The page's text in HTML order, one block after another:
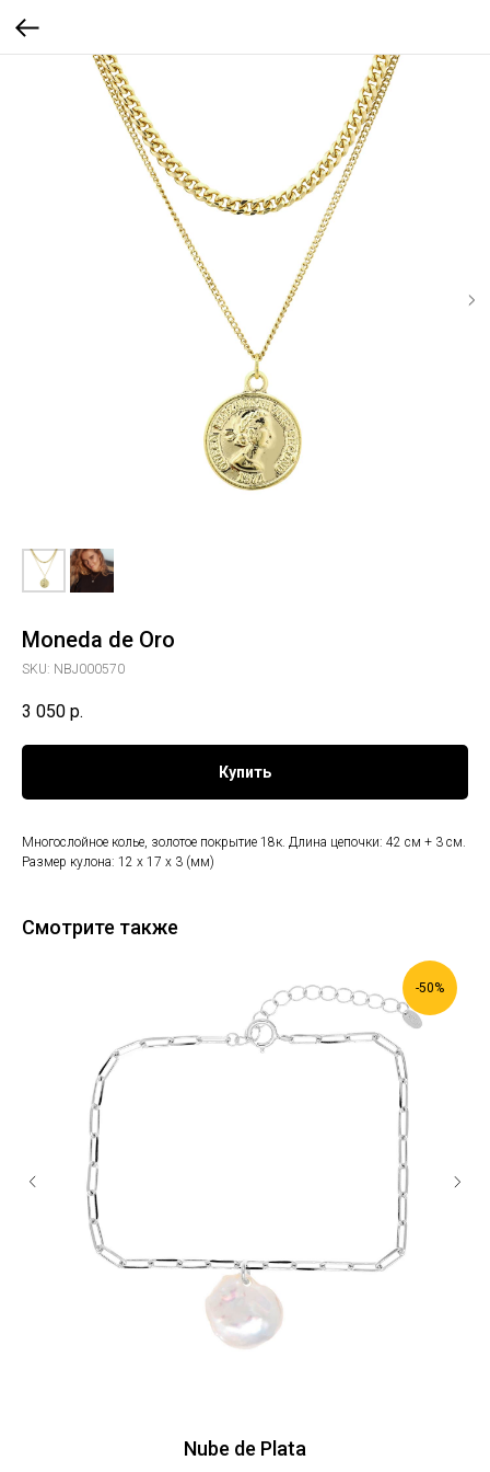
Moneda de Oro
SKU: NBJ000570
3 050 р.
Купить
Многослойное колье, золотое покрытие 18к. Длина цепочки: 42 см + 3 см.
Размер кулона: 12 х 17 х 3 (мм)
Смотрите также
-50%
Nube de Plata